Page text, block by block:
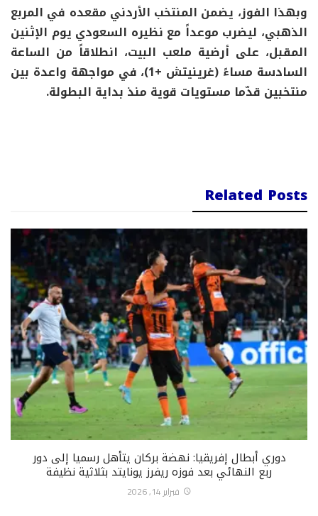
وبهذا الفوز، يضمن المنتخب الأردني مقعده في المربع
الذهبي، ليضرب موعداً مع نظيره السعودي يوم الإثنين
المقبل، على أرضية ملعب البيت، انطلاقاً من الساعة
السادسة مساءً (غرينيتش +1)، في مواجهة واعدة بين
منتخبين قدّما مستويات قوية منذ بداية البطولة.
Related Posts
دوري أبطال إفريقيا: نهضة بركان يتأهل رسميا إلى دور
ربع النهائي بعد فوزه ريفرز يونايتد بثلاثية نظيفة
فبراير 14, 2026